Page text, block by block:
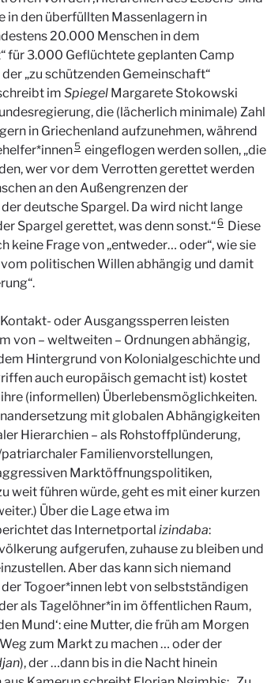
in den überfüllten Massenlagern in
20.000 Menschen in dem
für 3.000 Geflüchtete geplanten Camp
„zu schützenden Gemeinschaft“
im Spiegel Margarete Stokowski
die (lächerlich minimale) Zahl
in Griechenland aufzunehmen, während
5 eingeflogen werden sollen, „die
wer vor dem Verrotten gerettet werden
an den Außengrenzen der
deutsche Spargel. Da wird nicht lange
Spargel gerettet, was denn sonst.“6 Diese
keine Frage von „entweder… oder“, wie sie
politischen Willen abhängig und damit
oder Ausgangssperren leisten
von – weltweiten – Ordnungen abhängig,
Hintergrund von Kolonialgeschichte und
auch europäisch gemacht ist) kostet
(informellen) Überlebensmöglichkeiten.
mit globalen Abhängigkeiten
Hierarchien – als Rohstoffplünderung,
Familienvorstellungen,
Marktöffnungspolitiken,
weit führen würde, geht es mit einer kurzen
Über die Lage etwa im
das Internetportal izindaba:
aufgerufen, zuhause zu bleiben und
Aber das kann sich niemand
Togoer*innen lebt von selbstständigen
als Tagelöhner*in im öffentlichen Raum,
Mund‘: eine Mutter, die früh am Morgen
zum Markt zu machen … oder der
), der …dann bis in die Nacht hinein